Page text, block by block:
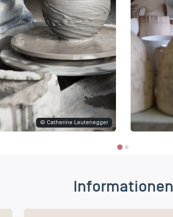
© Catherine Leutenegger
Informationen